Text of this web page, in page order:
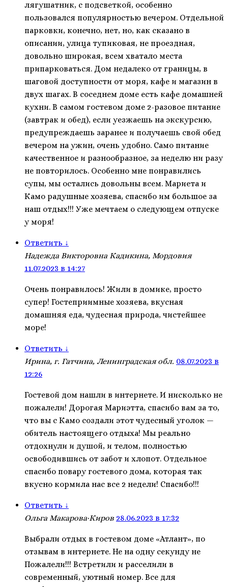
лягушатник, с подсветкой, особенно
пользовался популярностью вечером. Отдельной
парковки, конечно, нет, но, как сказано в
описании, улица тупиковая, не проездная,
довольно широкая, всем хватало места
припарковаться. Дом недалеко от границы, в
шаговой доступности от моря, кафе и магазин в
двух шагах. В соседнем доме есть кафе домашней
кухни. В самом гостевом доме 2-разовое питание
(завтрак и обед), если уезжаешь на экскурсию,
предупреждаешь заранее и получаешь свой обед
вечером на ужин, очень удобно. Само питание
качественное и разнообразное, за неделю ни разу
не повторилось. Особенно мне понравились
супы, мы остались довольны всем. Мариета и
Камо радушные хозяева, спасибо им большое за
наш отдых!!! Уже мечтаем о следующем отпуске
у моря!
Ответить ↓
Надежда Викторовна Кадикина, Мордовия
11.07.2023 в 14:27
Очень понравилось! Жили в домике, просто
супер! Гостеприимные хозяева, вкусная
домашняя еда, чудесная природа, чистейшее
море!
Ответить ↓
Ирина, г. Гатчина, Ленинградская обл. 08.07.2023 в
12:26
Гостевой дом нашли в интернете. И нисколько не
пожалели! Дорогая Мариэтта, спасибо вам за то,
что вы с Камо создали этот чудесный уголок —
обитель настоящего отдыха! Мы реально
отдохнули и душой, и телом, полностью
освободившись от забот и хлопот. Отдельное
спасибо повару гостевого дома, которая так
вкусно кормила нас все 2 недели! Спасибо!!!
Ответить ↓
Ольга Макарова·Киров 28.06.2023 в 17:32
Выбрали отдых в гостевом доме «Атлант», по
отзывам в интернете. Не на одну секунду не
Пожалели!!! Встретили и расселили в
современный, уютный номер. Все для